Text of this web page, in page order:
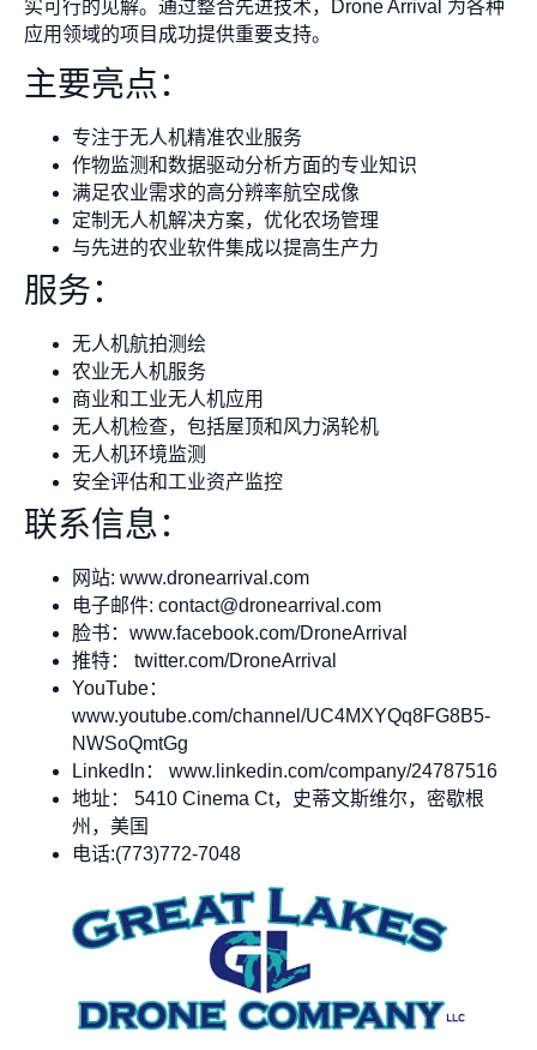
实可行的见解。通过整合先进技术，Drone Arrival 为各种
应用领域的项目成功提供重要支持。
主要亮点：
专注于无人机精准农业服务
作物监测和数据驱动分析方面的专业知识
满足农业需求的高分辨率航空成像
定制无人机解决方案，优化农场管理
与先进的农业软件集成以提高生产力
服务：
无人机航拍测绘
农业无人机服务
商业和工业无人机应用
无人机检查，包括屋顶和风力涡轮机
无人机环境监测
安全评估和工业资产监控
联系信息：
网站: www.dronearrival.com
电子邮件: contact@dronearrival.com
脸书：www.facebook.com/DroneArrival
推特： twitter.com/DroneArrival
YouTube：
www.youtube.com/channel/UC4MXYQq8FG8B5-
NWSoQmtGg
LinkedIn： www.linkedin.com/company/24787516
地址： 5410 Cinema Ct，史蒂文斯维尔，密歇根
州，美国
电话:(773)772-7048